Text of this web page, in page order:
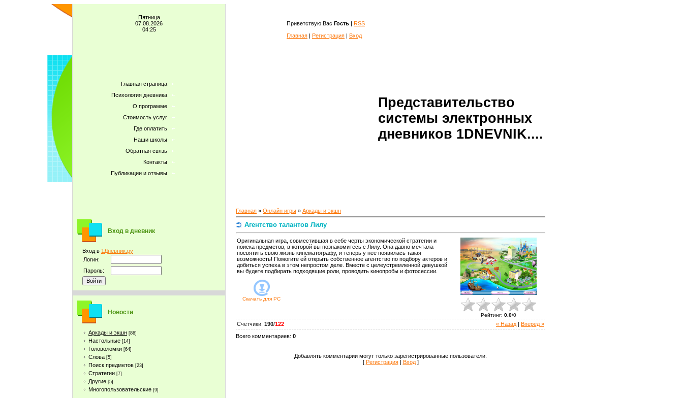
Пятница
07.08.2026
04:25
Главная страница
Психология дневника
О программе
Стоимость услуг
Где оплатить
Наши школы
Обратная связь
Контакты
Публикации и отзывы
Вход в дневник
Вход в 1Дневник.ру
Логин:
Пароль:
Новости
Аркады и экшн [86]
Настольные [14]
Головоломки [64]
Слова [5]
Поиск предметов [23]
Стратегии [7]
Другие [5]
Многопользовательские [9]
Приветствую Вас Гость | RSS
Главная | Регистрация | Вход
Представительство
системы электронных
дневников 1DNEVNIK....
Главная » Онлайн игры » Аркады и экшн
Агентство талантов Лилу
Оригинальная игра, совместившая в себе черты экономической стратегии и
поиска предметов, в которой вы познакомитесь с Лилу. Она давно мечтала
посвятить свою жизнь кинематографу, и теперь у нее появилась такая
возможность! Помогите ей открыть собственное агентство по подбору актеров и
добиться успеха в этом непростом деле. Вместе с целеустремленной девушкой
вы будете подбирать подходящие роли, проводить кинопробы и фотосессии.
Скачать для PC
Рейтинг: 0.0/0
« Назад Вперед »
Счетчики: 190/122
Всего комментариев: 0
Добавлять комментарии могут только зарегистрированные пользователи.
[ Регистрация| Вход]